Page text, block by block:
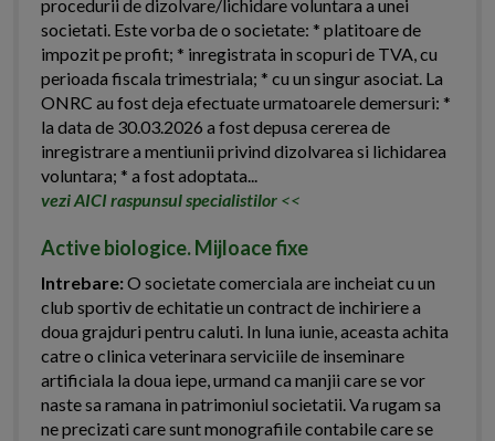
procedurii de dizolvare/lichidare voluntara a unei
societati. Este vorba de o societate: * platitoare de
impozit pe profit; * inregistrata in scopuri de TVA, cu
perioada fiscala trimestriala; * cu un singur asociat. La
ONRC au fost deja efectuate urmatoarele demersuri: *
la data de 30.03.2026 a fost depusa cererea de
inregistrare a mentiunii privind dizolvarea si lichidarea
voluntara; * a fost adoptata...
vezi AICI raspunsul specialistilor <<
Active biologice. Mijloace fixe
Intrebare:O societate comerciala are incheiat cu un
club sportiv de echitatie un contract de inchiriere a
doua grajduri pentru caluti. In luna iunie, aceasta achita
catre o clinica veterinara serviciile de inseminare
artificiala la doua iepe, urmand ca manjii care se vor
naste sa ramana in patrimoniul societatii. Va rugam sa
ne precizati care sunt monografiile contabile care se